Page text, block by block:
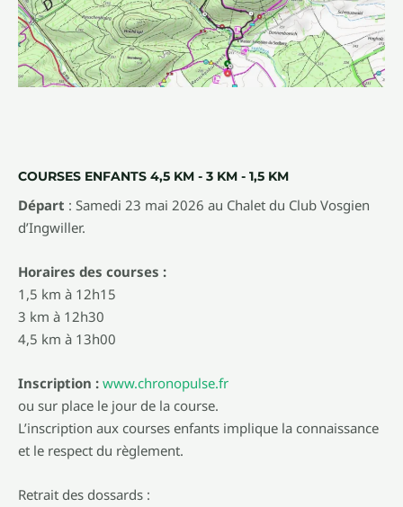
COURSES ENFANTS 4,5 KM - 3 KM - 1,5 KM
Départ : Samedi 23 mai 2026 au Chalet du Club Vosgien
d’Ingwiller.
Horaires des courses :
1,5 km à 12h15
3 km à 12h30
4,5 km à 13h00
Inscription : www.chronopulse.fr
ou sur place le jour de la course.
L’inscription aux courses enfants implique la connaissance
et le respect du règlement.
Retrait des dossards :